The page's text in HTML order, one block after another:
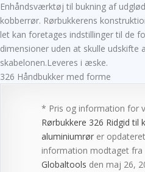
Enhåndsværktøj til bukning af
kobberrør. Rørbukkerens
let kan foretages indstillinger til de
dimensioner uden at skulle udskifte
skabelonen.Leveres i æske.
326 Håndbukker med forme
* Pris og information for
Rørbukkere 326 Ridgid til
aluminiumrører
information modtaget fra
Globaltools den maj 26,